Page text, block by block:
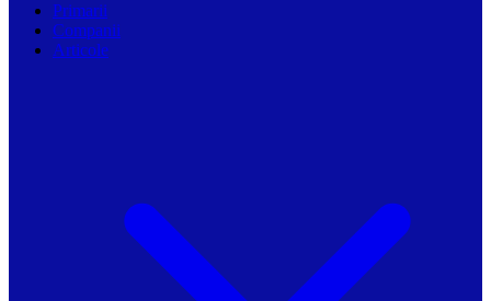
Primarii
Companii
Articole